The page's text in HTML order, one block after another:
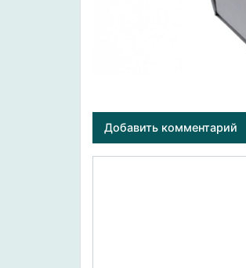
Добавить комментарий